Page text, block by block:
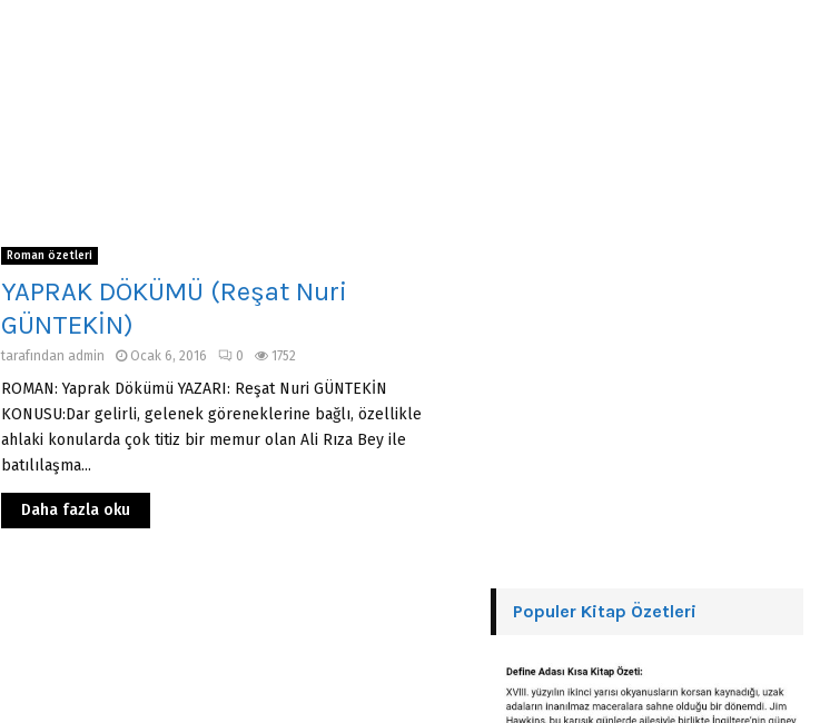
Roman özetleri
YAPRAK DÖKÜMÜ (Reşat Nuri
GÜNTEKİN)
tarafından admin Ocak 6, 2016 0 1752
ROMAN: Yaprak Dökümü YAZARI: Reşat Nuri GÜNTEKİN
KONUSU:Dar gelirli, gelenek göreneklerine bağlı, özellikle
ahlaki konularda çok titiz bir memur olan Ali Rıza Bey ile
batılılaşma...
Daha fazla oku
Populer Kitap Özetleri